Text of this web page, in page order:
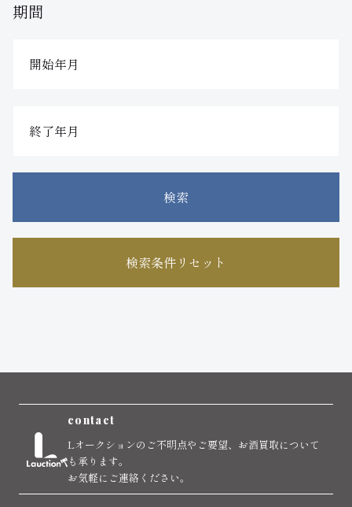
期間
検索
検索条件リセット
contact
Lオークションのご不明点やご要望、お酒買取について
も承ります。
お気軽にご連絡ください。